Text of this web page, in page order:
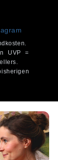
UVP =